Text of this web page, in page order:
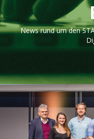
News rund um den